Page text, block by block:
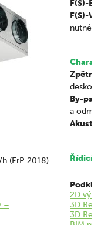
F(S)-E
F(S)-
nutné
Zpětné
By-
a
/h (ErP 2018) Řídicí
–
2D
3D
3D